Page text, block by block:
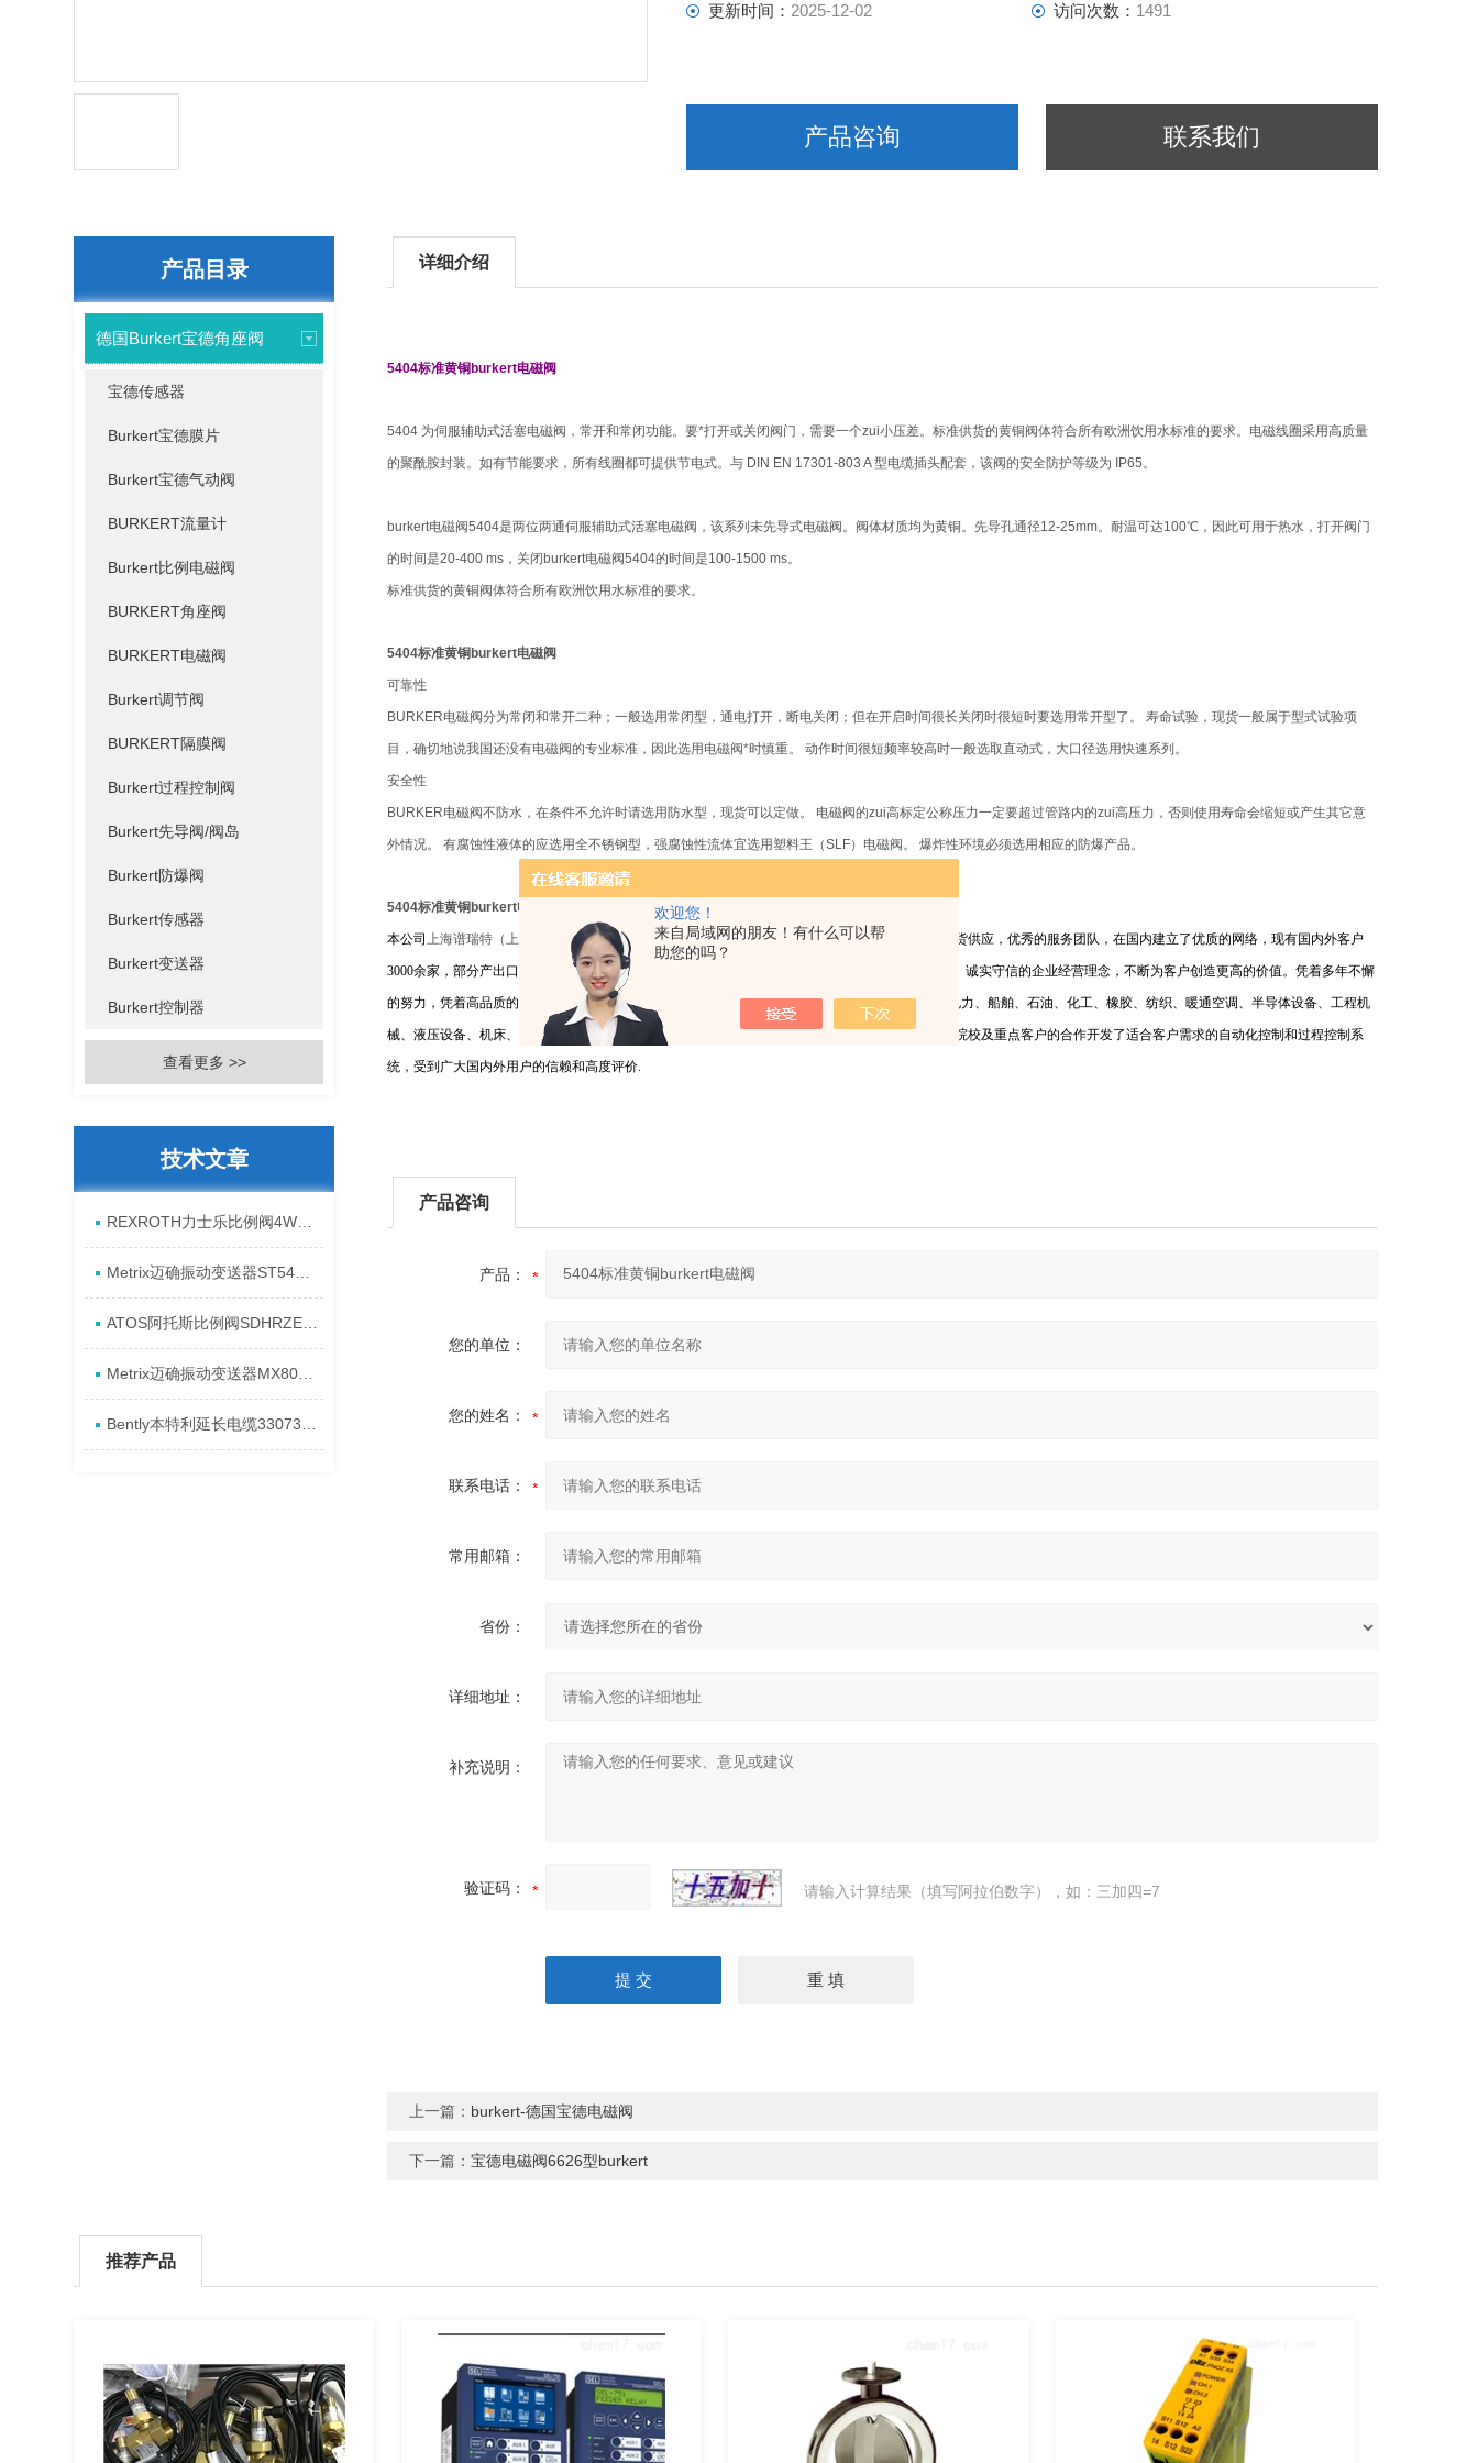
欢迎您！
来自局域网的朋友！有什么可以帮
助您的吗？
更新时间： 2025-12-02 访问次数： 1491
产品咨询 联系我们
产品目录
德国Burkert宝德角座阀
宝德传感器
Burkert宝德膜片
Burkert宝德气动阀
BURKERT流量计
Burkert比例电磁阀
BURKERT角座阀
BURKERT电磁阀
Burkert调节阀
BURKERT隔膜阀
Burkert过程控制阀
Burkert先导阀/阀岛
Burkert防爆阀
Burkert传感器
Burkert变送器
Burkert控制器
查看更多 >>
技术文章
详细介绍
5404标准黄铜 burkert电磁阀
5404 为伺服辅助式活塞电磁阀，常开和常闭功能。要*打开或关闭阀门，需要一个zui小压差。标准供货的黄铜阀体符合所有欧洲饮用水标准的要求。电磁线圈采用高质量
的聚酰胺封装。如有节能要求，所有线圈都可提供节电式。与 DIN EN 17301-803 A 型电缆插头配套，该阀的安全防护等级为 IP65。
burkert电磁阀5404是两位两通伺服辅助式活塞电磁阀，该系列未先导式电磁阀。阀体材质均为黄铜。先导孔通径12-25mm。耐温可达100℃，因此可用于热水，打开阀门
的时间是20-400 ms，关闭burkert电磁阀5404的时间是100-1500 ms。
标准供货的黄铜阀体符合所有欧洲饮用水标准的要求。
5404标准黄铜burkert电磁阀
可靠性
BURKER电磁阀分为常闭和常开二种；一般选用常闭型，通电打开，断电关闭；但在开启时间很长关闭时很短时要选用常开型了。 寿命试验，现货一般属于型式试验项
目，确切地说我国还没有电磁阀的专业标准，因此选用电磁阀*时慎重。 动作时间很短频率较高时一般选取直动式，大口径选用快速系列。
安全性
BURKER电磁阀不防水，在条件不允许时请选用防水型，现货可以定做。 电磁阀的zui高标定公称压力一定要超过管路内的zui高压力，否则使用寿命会缩短或产生其它意
外情况。 有腐蚀性液体的应选用全不锈钢型，强腐蚀性流体宜选用塑料王（SLF）电磁阀。 爆炸性环境必须选用相应的防爆产品。
5404标准黄铜burkert电磁阀
本公司 上海谱瑞特（上海）传感器仪表有限公司凭着专业的技术力量，雄厚的资金实力，大量的现货供应，优秀的服务团队，在国内建立了优质的网络，现有国内外客户
3000余家，部分产出口东南亚国家及返销回欧洲市场，本着“严谨、务实、高效、创新”的企业精神、诚实守信的企业经营理念，不断为客户创造更高的价值。凭着多年不懈
的努力，凭着高品质的产品和*的和现场服务能力，确立了在传感器领域中地位，产品广泛应用于电力、船舶、石油、化工、橡胶、纺织、暖通空调、半导体设备、工程机
械、液压设备、机床、锅炉、食品机械、生物工程、航空航天、科研院校等领域，并且通过和科研院校及重点客户的合作开发了适合客户需求的自动化控制和过程控制系
统，受到广大国内外用户的信赖和高度评价.
产品咨询
产品：
您的单位：
您的姓名：
联系电话：
常用邮箱：
省份：
详细地址：
补充说明：
验证码： 请输入计算结果（填写阿拉伯数字），如：三加四=7
上一篇： burkert-德国宝德电磁阀
下一篇： 宝德电磁阀6626型burkert
推荐产品